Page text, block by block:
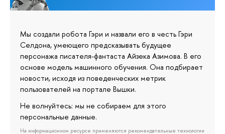
Мы создали робота Гэри и назвали его в честь Гэри
Селдона, умеющего предсказывать будущее
персонажа писателя-фантаста Айзека Азимова. В его
основе модель машинного обучения. Она подбирает
новости, исходя из поведенческих метрик
пользователей на портале Вышки.
Не волнуйтесь: мы не собираем для этого
персональные данные.
На информационном ресурсе применяются рекомендательные технологии